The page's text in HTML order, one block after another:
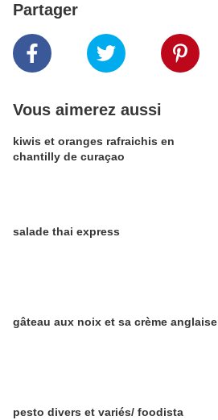
Partager
Vous aimerez aussi
kiwis et oranges rafraichis en
chantilly de curaçao
salade thai express
gâteau aux noix et sa crème anglaise
pesto divers et variés/ foodista